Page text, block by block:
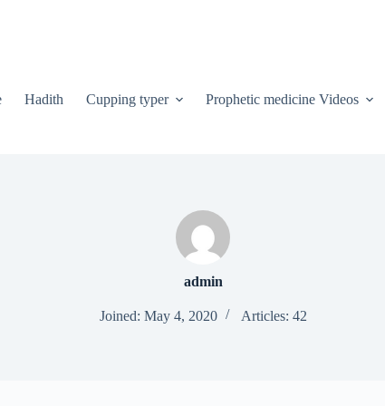
Hadith Cupping typer Prophetic medicine Videos
admin
Joined: May 4, 2020 Articles: 42